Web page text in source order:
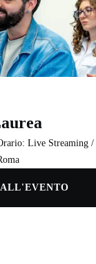
Live Streaming /